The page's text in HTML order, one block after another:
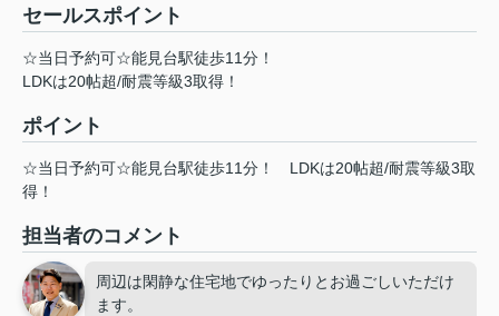
セールスポイント
☆当日予約可☆能見台駅徒歩11分！
LDKは20帖超/耐震等級3取得！
ポイント
☆当日予約可☆能見台駅徒歩11分！
LDKは20帖超/耐震等級3取
得！
担当者のコメント
周辺は閑静な住宅地でゆったりとお過ごしいただけ
ます。